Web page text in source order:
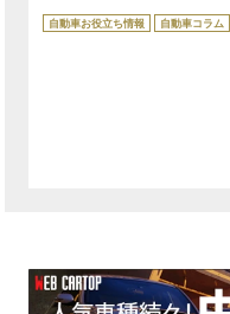
テ
ゴ
自動車お役立ち情報 自動車コラム